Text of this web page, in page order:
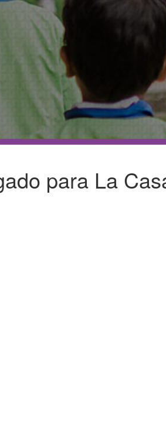
Asociación de Familias y
Contáctanos
Suscríbete
Información Esal
para La